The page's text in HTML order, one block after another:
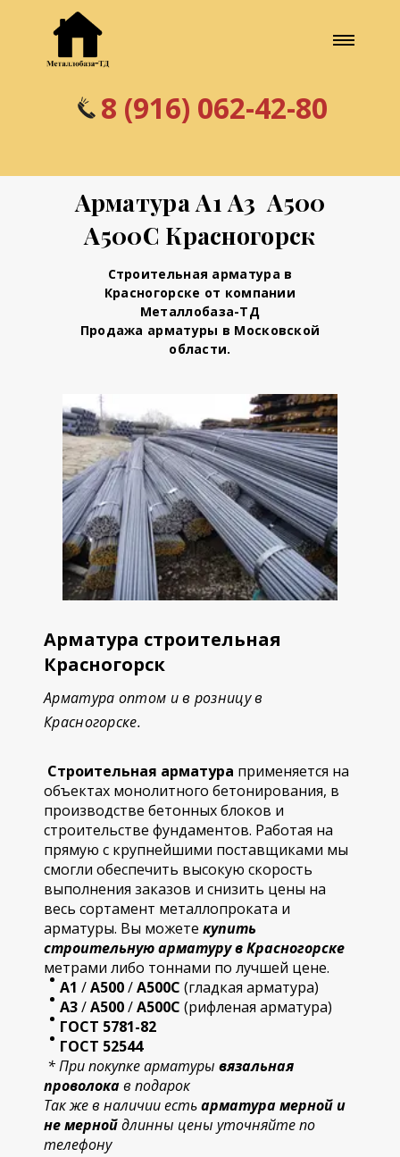
8 (916) 062-42-80
Арматура А1 А3 А500
А500С Красногорск
Строительная арматура в
Красногорске от компании
Металлобаза-ТД
Продажа арматуры в Московской
области.
Арматура строительная
Красногорск
Арматура оптом и в розницу в
Красногорске.
Строительная арматура применяется на
объектах монолитного бетонирования, в
производстве бетонных блоков и
строительстве фундаментов. Работая на
прямую с крупнейшими поставщиками мы
смогли обеспечить высокую скорость
выполнения заказов и снизить цены на
весь сортамент металлопроката и
арматуры. Вы можете купить
строительнуюарматуру в Красногорске
метрами либо тоннами по лучшей цене.
А1 /А500/А500С (гладкая арматура)
А3/А500/А500С (рифленая арматура)
ГОСТ 5781-82
ГОСТ 52544
* При покупке арматуры вязальная
проволокав подарок
Так же в наличии естьарматура мерной и
не мернойдлинны цены уточняйте по
телефону